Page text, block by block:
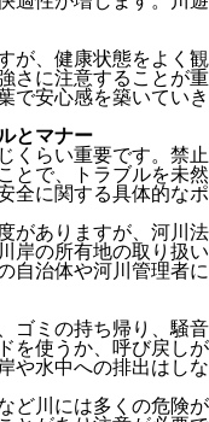
が、健康状態をよく
さに注意することが
で安心感を築いてい
とマナー
くらい重要です。禁
とで、トラブルを未
全に関する具体的な
がありますが、河川
岸の所有地の取り扱
自治体や河川管理者
ゴミの持ち帰り、騒
を使うか、呼び戻し
や水中への排出はし
ど川には多くの危険